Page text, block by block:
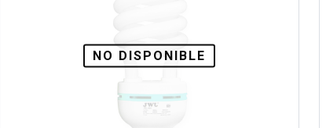
NO DISPONIBLE